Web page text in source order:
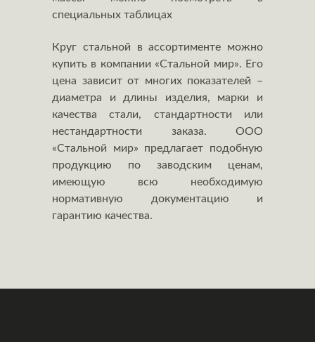
специальных таблицах
Круг стальной в ассортименте можно
купить в компании «Стальной мир». Его
цена зависит от многих показателей –
диаметра и длины изделия, марки и
качества стали, стандартности или
нестандартности заказа. ООО
«Стальной мир» предлагает подобную
продукцию по заводским ценам,
имеющую всю необходимую
нормативную документацию и
гарантию качества.